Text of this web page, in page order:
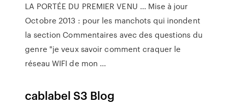
LA PORTÉE DU PREMIER VENU ... Mise à jour
Octobre 2013 : pour les manchots qui inondent
la section Commentaires avec des questions du
genre "je veux savoir comment craquer le
réseau WIFI de mon ...
cablabel S3 Blog